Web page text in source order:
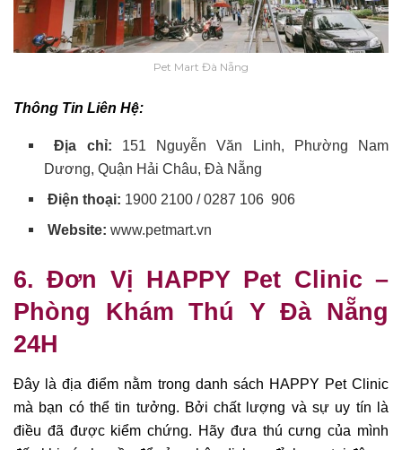
Pet Mart Đà Nẵng
Thông Tin Liên Hệ:
Địa chỉ: 151 Nguyễn Văn Linh, Phường Nam
Dương, Quận Hải Châu, Đà Nẵng
Điện thoại: 1900 2100 / 0287 106 906
Website: www.petmart.vn
6. Đơn Vị HAPPY Pet Clinic –
Phòng Khám Thú Y Đà Nẵng
24H
Đây là địa điểm nằm trong danh sách HAPPY Pet Clinic
mà bạn có thể tin tưởng. Bởi chất lượng và sự uy tín là
điều đã được kiểm chứng. Hãy đưa thú cưng của mình